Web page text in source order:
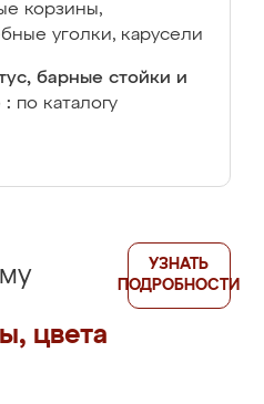
корзины,
уголки, карусели
барные стойки и
: по каталогу
цвета
УЗНАТЬ
ПОДРОБНОСТИ